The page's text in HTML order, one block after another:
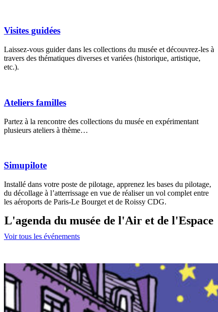
Visites guidées
Laissez-vous guider dans les collections du musée et découvrez-les à
travers des thématiques diverses et variées (historique, artistique,
etc.).
Ateliers familles
Partez à la rencontre des collections du musée en expérimentant
plusieurs ateliers à thème…
Simupilote
Installé dans votre poste de pilotage, apprenez les bases du pilotage,
du décollage à l’atterrissage en vue de réaliser un vol complet entre
les aéroports de Paris-Le Bourget et de Roissy CDG.
L'agenda du musée de l'Air et de l'Espace
Voir tous les événements